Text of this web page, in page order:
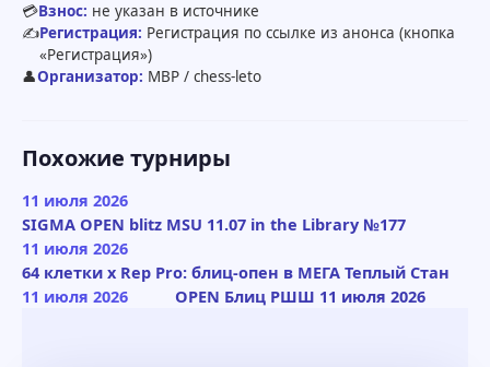
💳Взнос: не указан в источнике
✍️Регистрация: Регистрация по ссылке из анонса (кнопка
«Регистрация»)
👤Организатор: МВР / chess-leto
Похожие турниры
11 июля 2026
SIGMA OPEN blitz MSU 11.07 in the Library №177
11 июля 2026
64 клетки x Rep Pro: блиц-опен в МЕГА Теплый Стан
11 июля 2026
OPEN Блиц РШШ 11 июля 2026